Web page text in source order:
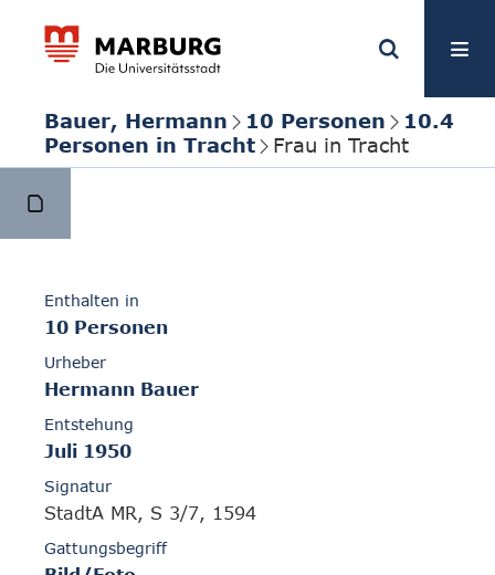
Bauer, Hermann 10 Personen
10.4
Personen in Tracht
Frau in Tracht
Enthalten in
10 Personen
Urheber
Hermann Bauer
Entstehung
Juli 1950
Signatur
StadtA MR, S 3/7, 1594
Gattungsbegriff